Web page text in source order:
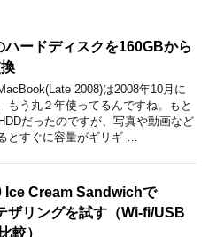
ードディスクを160GBから
2008)は2008年10月に
もう丸２年使ってるんですね。もと
だったのですが、写真や動画など
とすぐに容量がギリギ …
Cream Sandwichで
ザリングを試す（Wi-fi/USB
較）